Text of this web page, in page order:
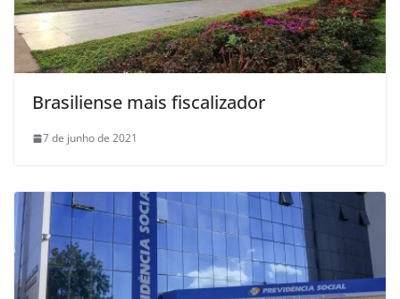
Brasiliense mais fiscalizador
7 de junho de 2021